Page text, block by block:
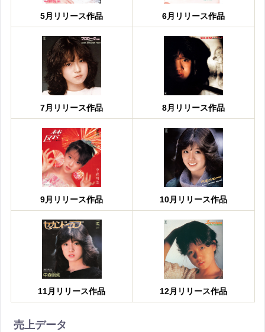
5月リリース作品 6月リリース作品
7月リリース作品 8月リリース作品
9月リリース作品 10月リリース作品
11月リリース作品 12月リリース作品
売上データ